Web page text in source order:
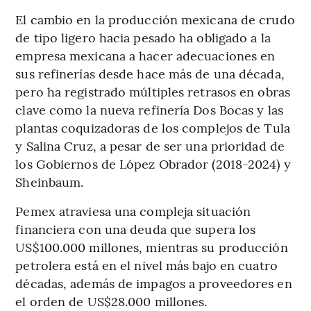
El cambio en la producción mexicana de crudo
de tipo ligero hacia pesado ha obligado a la
empresa mexicana a hacer adecuaciones en
sus refinerías desde hace más de una década,
pero ha registrado múltiples retrasos en obras
clave como la nueva refinería Dos Bocas y las
plantas coquizadoras de los complejos de Tula
y Salina Cruz, a pesar de ser una prioridad de
los Gobiernos de López Obrador (2018-2024) y
Sheinbaum.
Pemex atraviesa una compleja situación
financiera con una deuda que supera los
US$100.000 millones, mientras su producción
petrolera está en el nivel más bajo en cuatro
décadas, además de impagos a proveedores en
el orden de US$28.000 millones.